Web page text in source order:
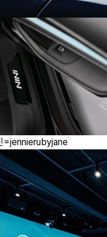
=jennierubyjane